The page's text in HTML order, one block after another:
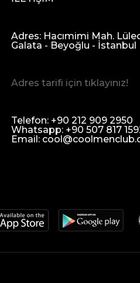
Adres: Hacımimi Mah.
Galata - Beyoğlu - İstanbul
Adres tarifi için tıklayınız!
Telefon: +90 212 909 2950
Whatsapp: +90 507 817
Email: